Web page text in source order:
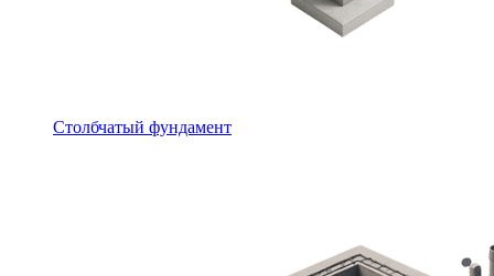
Столбчатый фундамент